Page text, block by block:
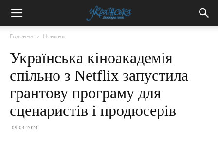
Головна Новини
Українська кіноакадемія
спільно з Netflix запустила
грантову програму для
сценаристів і продюсерів
09.04.2024